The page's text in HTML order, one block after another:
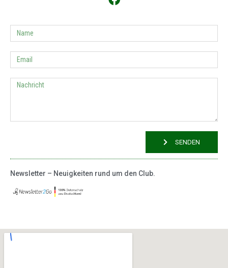
SENDEN
Newsletter – Neuigkeiten rund um den Club.